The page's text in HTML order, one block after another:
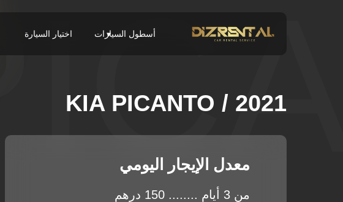
أسطول السيارات اختيار السيارة
KIA PICANTO / 2021
معدل الإيجار اليومي
من 3 أيام ........ 150 درهم